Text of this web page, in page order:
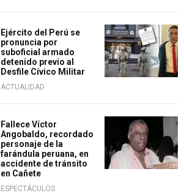
Ejército del Perú se
pronuncia por
suboficial armado
detenido previo al
Desfile Cívico Militar
ACTUALIDAD
Fallece Víctor
Angobaldo, recordado
personaje de la
farándula peruana, en
accidente de tránsito
en Cañete
ESPECTÁCULOS